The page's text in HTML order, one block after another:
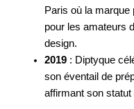
Paris où la
pour les amateurs
design.
2019: Diptyque
son éventail de
affirmant son